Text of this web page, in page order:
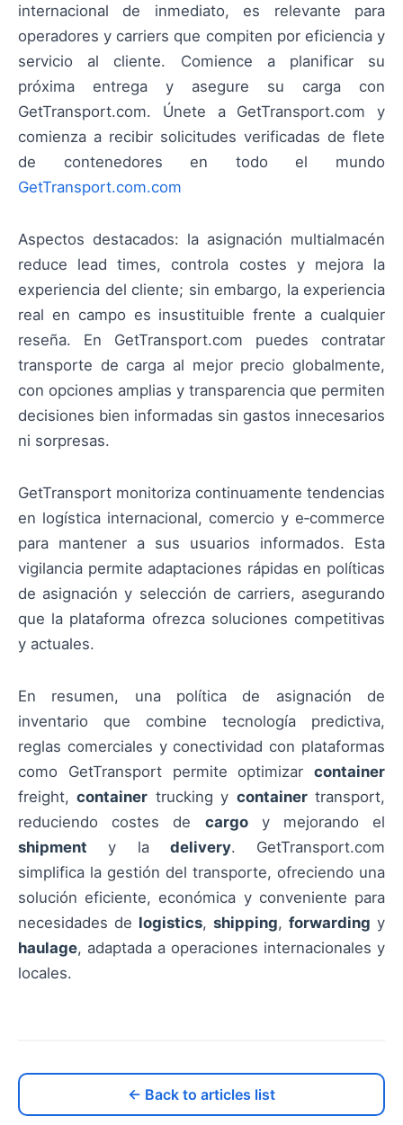
internacional de inmediato, es relevante para
operadores y carriers que compiten por eficiencia y
servicio al cliente. Comience a planificar su
próxima entrega y asegure su carga con
GetTransport.com. Únete a GetTransport.com y
comienza a recibir solicitudes verificadas de flete
de contenedores en todo el mundo
GetTransport.com.com
Aspectos destacados: la asignación multialmacén
reduce lead times, controla costes y mejora la
experiencia del cliente; sin embargo, la experiencia
real en campo es insustituible frente a cualquier
reseña. En GetTransport.com puedes contratar
transporte de carga al mejor precio globalmente,
con opciones amplias y transparencia que permiten
decisiones bien informadas sin gastos innecesarios
ni sorpresas.
GetTransport monitoriza continuamente tendencias
en logística internacional, comercio y e‑commerce
para mantener a sus usuarios informados. Esta
vigilancia permite adaptaciones rápidas en políticas
de asignación y selección de carriers, asegurando
que la plataforma ofrezca soluciones competitivas
y actuales.
En resumen, una política de asignación de
inventario que combine tecnología predictiva,
reglas comerciales y conectividad con plataformas
como GetTransport permite optimizar container
freight,container trucking y containertransport,
reduciendo costes de cargoy mejorando el
shipment y la delivery. GetTransport.com
simplifica la gestión del transporte, ofreciendo una
solución eficiente, económica y conveniente para
necesidades de logistics, shipping, forwarding y
haulage, adaptada a operaciones internacionales y
locales.
← Back to articles list